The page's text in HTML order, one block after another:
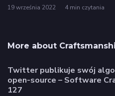
19 września 2022 4 min czytania
More about
Twitter publikuje swój
open-source – Software
127